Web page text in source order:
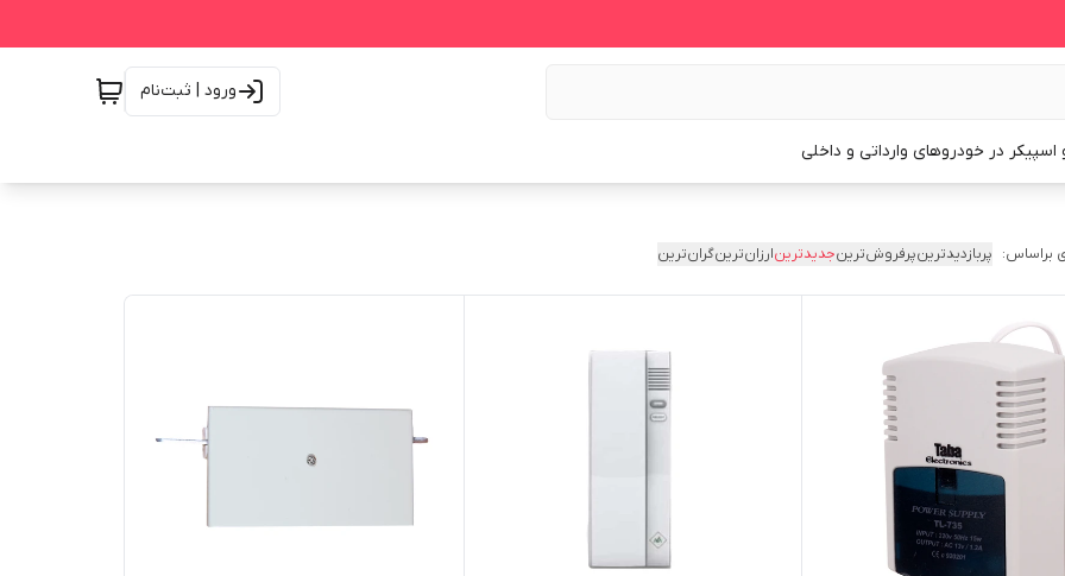
ورود | ثبت‌نام
اسپیکر در خودروهای وارداتی و داخلی
براساس: پربازدیدترینپرفروش‌ترینجدیدترینارزان‌ترینگران‌ترین